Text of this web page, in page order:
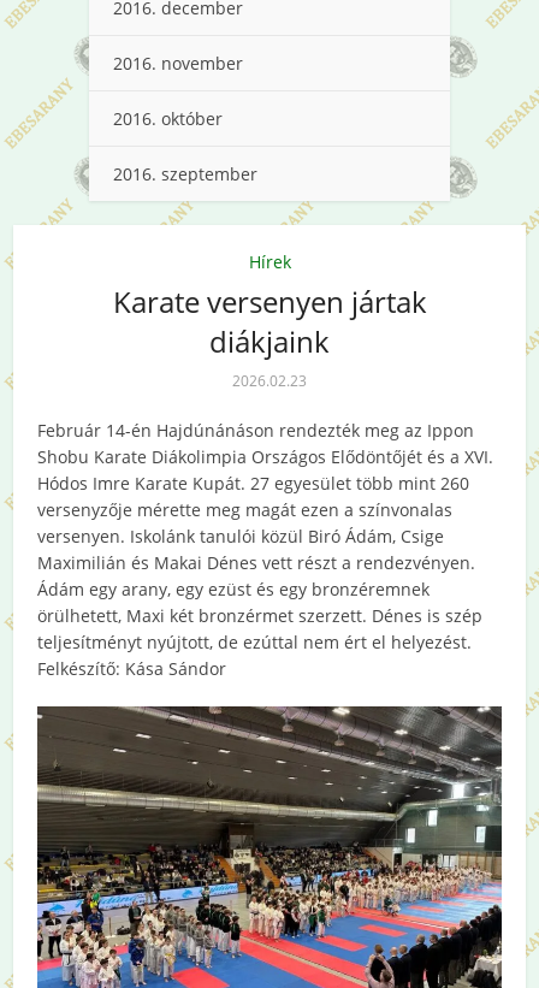
2016. december
2016. november
2016. október
2016. szeptember
Hírek
Karate versenyen jártak
diákjaink
2026.02.23
Február 14-én Hajdúnánáson rendezték meg az Ippon
Shobu Karate Diákolimpia Országos Elődöntőjét és a XVI.
Hódos Imre Karate Kupát. 27 egyesület több mint 260
versenyzője mérette meg magát ezen a színvonalas
versenyen. Iskolánk tanulói közül Biró Ádám, Csige
Maximilián és Makai Dénes vett részt a rendezvényen.
Ádám egy arany, egy ezüst és egy bronzéremnek
örülhetett, Maxi két bronzérmet szerzett. Dénes is szép
teljesítményt nyújtott, de ezúttal nem ért el helyezést.
Felkészítő: Kása Sándor